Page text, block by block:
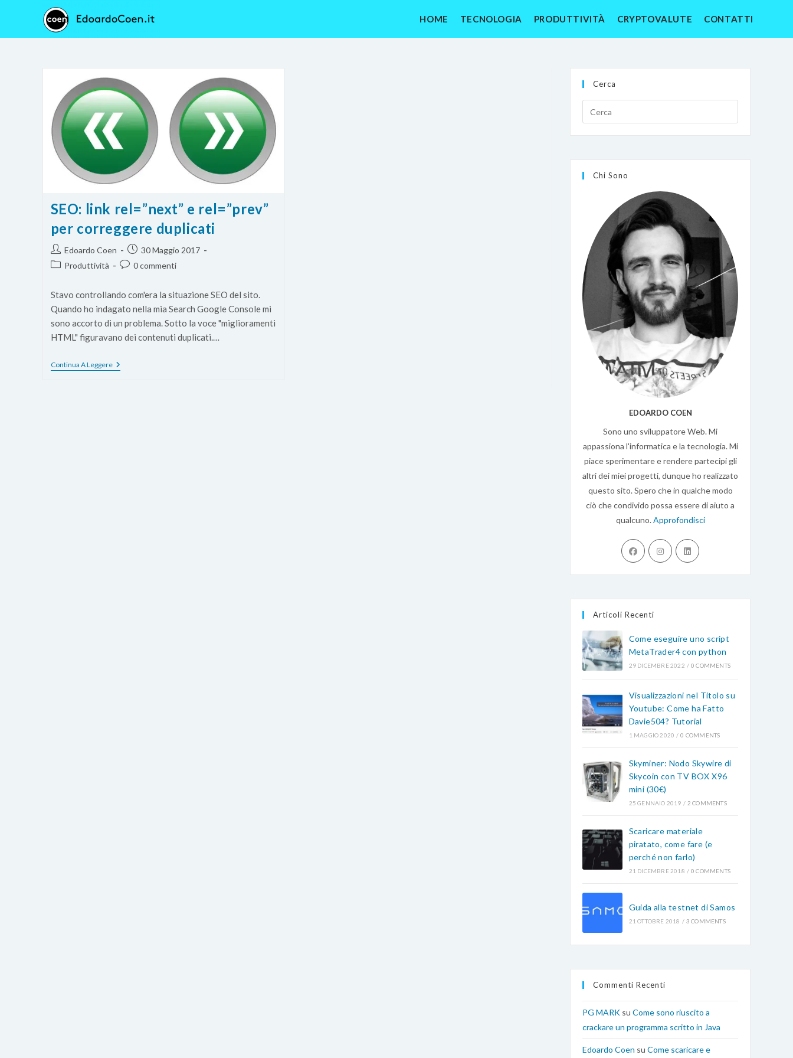
contenuto
HOME TECNOLOGIA PRODUTTIVITÀ CRYPTOVALUTE CONTATTI
SEO: link rel=”next” e rel=”prev”
per correggere duplicati
Autore
dell'articolo:
Edoardo Coen
Articolo
pubblicato:
30 Maggio 2017
Categoria
Produttività
Commenti
0 commenti
Stavo controllando com'era la situazione SEO del sito.
Quando ho indagato nella mia Search Google Console mi
sono accorto di un problema. Sotto la voce "miglioramenti
HTML" figuravano dei contenuti duplicati.…
Continua A LeggereSEO:
Link
Cerca
Chi Sono
EDOARDO COEN
Sono uno sviluppatore Web. Mi
appassiona l'informatica e la tecnologia. Mi
piace sperimentare e rendere partecipi gli
altri dei miei progetti, dunque ho realizzato
questo sito. Spero che in qualche modo
ciò che condivido possa essere di aiuto a
qualcuno.Approfondisci
Opens
in
Opens
in
Opens
Articoli Recenti
Come eseguire uno script
MetaTrader4 con python
29 DICEMBRE 2022 / 0 COMMENTS
Visualizzazioni nel Titolo su
Youtube: Come ha Fatto
Davie504? Tutorial
1 MAGGIO 2020 / 0 COMMENTS
Skyminer: Nodo Skywire di
Skycoin con TV BOX X96
mini (30€)
25 GENNAIO 2019 / 2 COMMENTS
Scaricare materiale
piratato, come fare (e
perché non farlo)
21 DICEMBRE 2018 / 0 COMMENTS
Guida alla testnet di Samos
21 OTTOBRE 2018 / 3 COMMENTS
Commenti Recenti
PG MARK su Come sono riuscito a
crackare un programma scritto in Java
Edoardo Coen su Come scaricare e